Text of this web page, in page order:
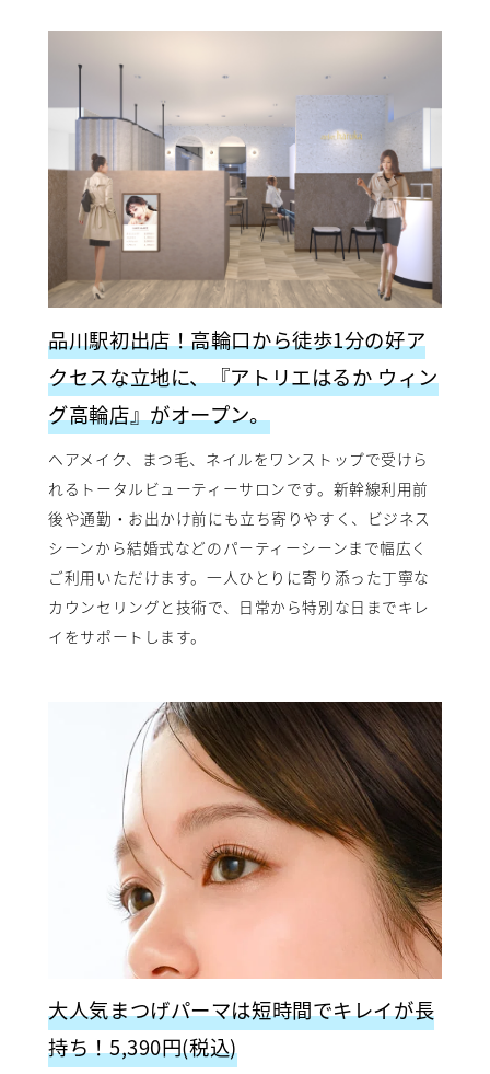
品川駅初出店！高輪口から徒歩1分の好ア
クセスな立地に、『アトリエはるか ウィン
グ高輪店』がオープン。
ヘアメイク、まつ毛、ネイルをワンストップで受けら
れるトータルビューティーサロンです。新幹線利用前
後や通勤・お出かけ前にも立ち寄りやすく、ビジネス
シーンから結婚式などのパーティーシーンまで幅広く
ご利用いただけます。一人ひとりに寄り添った丁寧な
カウンセリングと技術で、日常から特別な日までキレ
イをサポートします。
大人気まつげパーマは短時間でキレイが長
持ち！5,390円(税込)